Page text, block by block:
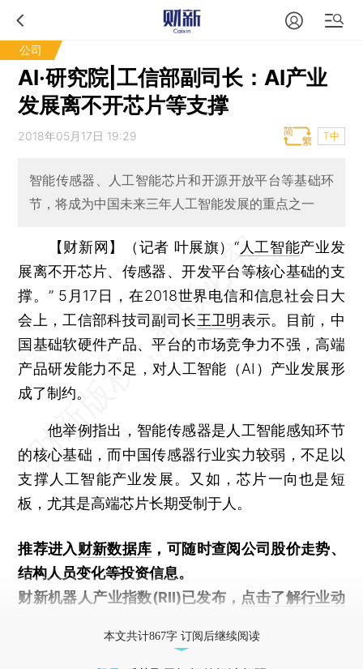
公司
AI·研究院|工信部副司长：AI产业
发展离不开芯片等支撑
2018年05月17日 19:29 T中
智能传感器、人工智能芯片和开源开放平台等基础环
节，将成为中国未来三年人工智能发展的重点之一
【财新网】（记者 叶展旗）“ 人工智能产业发
展离不开芯片、传感器、开发平台等核心基础的支
撑。” 5月17日，在2018世界电信和信息社会日大
会上，工信部科技司副司长王卫明表示。目前，中
国基础软硬件产品、平台的市场竞争力不强，高端
产品研发能力不足，对人工智能（AI）产业发展形
成了制约。
他举例指出，智能传感器是人工智能感知环节
的核心基础，而中国传感器行业实力较弱，不足以
支撑人工智能产业发展。又如，芯片一向也是短
板，尤其是高端芯片长期受制于人。
推荐进入财新数据库 ，可随时查阅公司股价走势、
结构人员变化等投资信息。
财新机器人产业指数(RII)已发布， 点击了解行业动
本文共计867字 订阅后继续阅读